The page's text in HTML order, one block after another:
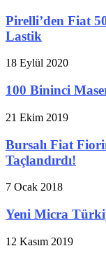
Pirelli’den Fiat
Lastik
18 Eylül 2020
100 Bininci
21 Ekim 2019
Bursalı Fiat
Taçlandırdı!
7 Ocak 2018
Yeni Micra
12 Kasım 2019